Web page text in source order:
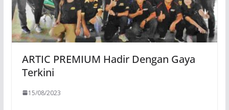
ARTIC PREMIUM Hadir Dengan Gaya
Terkini
15/08/2023